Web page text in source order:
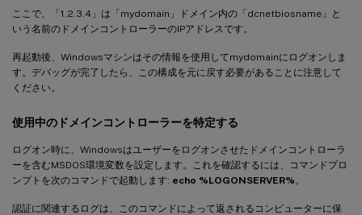
ここで、「1.2.3.4」は「mydomain」ドメイン内の「dcnetbiosname」と
いう名前のドメインコントローラーのIPアドレスです。
再起動後、Windowsマシンはその情報を使用してmydomainにログオンしま
す。デバッグが完了したら、この構成を元に戻す必要があることに注意して
ください。
使用中のドメインコントローラーを特定する
ログオン時に、Windowsはユーザーをログオンさせたドメインコントローラ
ーを含むMSDOS環境変数を設定します。これを確認するには、コマンドプロ
ンプトを次のコマンドで起動します: echo %LOGONSERVER% 。
認証に関連するログは、このコマンドによって返されるコンピューターに保